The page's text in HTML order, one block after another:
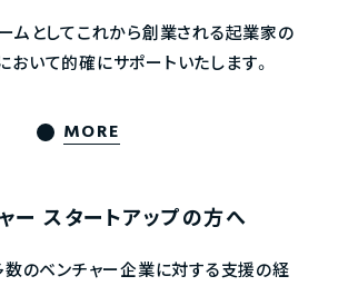
ムとしてこれから創業される起業家の
いて的確にサポートいたします。
MORE
ー スタートアップの方へ
のベンチャー企業に対する支援の経